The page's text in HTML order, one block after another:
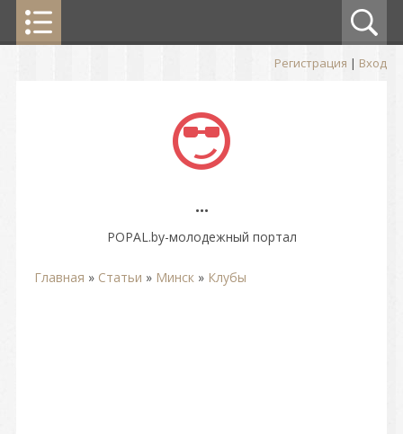
Регистрация | Вход
...
POPAL.by-молодежный портал
Главная » Статьи » Минск » Клубы